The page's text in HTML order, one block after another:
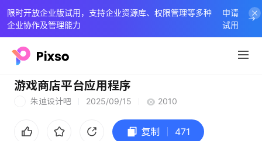
限时开放企业版试用，支持企业资源库、权限管理等多种
企业协作及管理能力
申请
试用
游戏商店平台应用程序
朱迪设计吧 2025/09/15 2010
复制 471